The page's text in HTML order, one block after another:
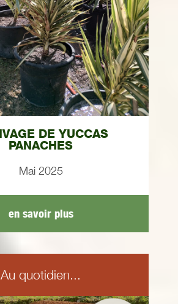
DE YUCCAS
PANACHES
Mai 2025
en savoir plus
Au quotidien...